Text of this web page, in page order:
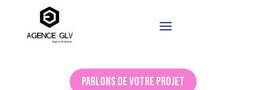
Parlons de votre projet